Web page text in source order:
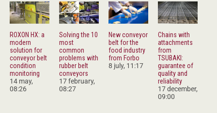
ROXON HX: a
modern
solution for
conveyor belt
condition
monitoring
14 may,
08:26
Solving the 10
most
common
problems with
rubber belt
conveyors
17 february,
08:27
New conveyor
belt for the
food industry
from Forbo
8 july, 11:17
Chains with
attachments
from
TSUBAKI:
guarantee of
quality and
reliability
17 december,
09:00